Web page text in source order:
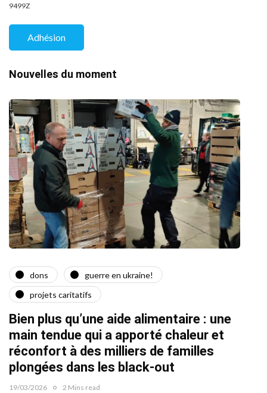
9499Z
Adhésion
Nouvelles du moment
dons
guerre en ukraine!
projets caritatifs
Bien plus qu’une aide alimentaire : une
main tendue qui a apporté chaleur et
réconfort à des milliers de familles
plongées dans les black-out
19/03/2026 2 Mins read